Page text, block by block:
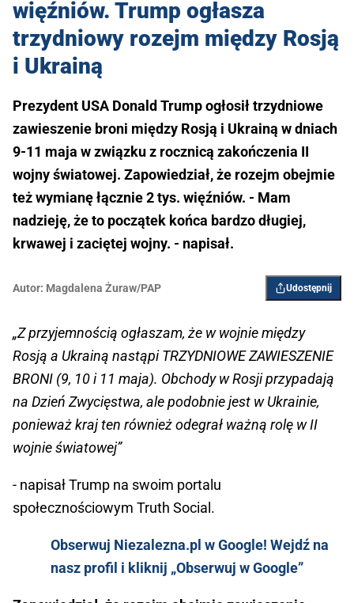
więźniów. Trump ogłasza
trzydniowy rozejm między Rosją
i Ukrainą
Prezydent USA Donald Trump ogłosił trzydniowe
zawieszenie broni między Rosją i Ukrainą w dniach
9-11 maja w związku z rocznicą zakończenia II
wojny światowej. Zapowiedział, że rozejm obejmie
też wymianę łącznie 2 tys. więźniów. - Mam
nadzieję, że to początek końca bardzo długiej,
krwawej i zaciętej wojny. - napisał.
Autor: Magdalena Żuraw/PAP Udostępnij
„Z przyjemnością ogłaszam, że w wojnie między
Rosją a Ukrainą nastąpi TRZYDNIOWE ZAWIESZENIE
BRONI (9, 10 i 11 maja). Obchody w Rosji przypadają
na Dzień Zwycięstwa, ale podobnie jest w Ukrainie,
ponieważ kraj ten również odegrał ważną rolę w II
wojnie światowej”
- napisał Trump na swoim portalu
społecznościowym Truth Social.
Obserwuj Niezalezna.pl w Google! Wejdź na
nasz profil i kliknij „Obserwuj w Google”